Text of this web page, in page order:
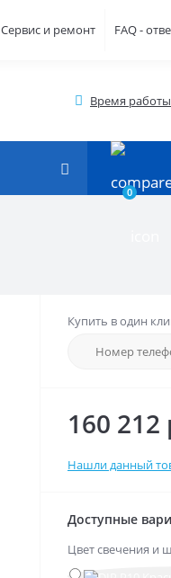
Сервис и ремонт FAQ -
Время работы
0
Купить в один
160 212
Нашли данный
Доступные
Цвет свечения и